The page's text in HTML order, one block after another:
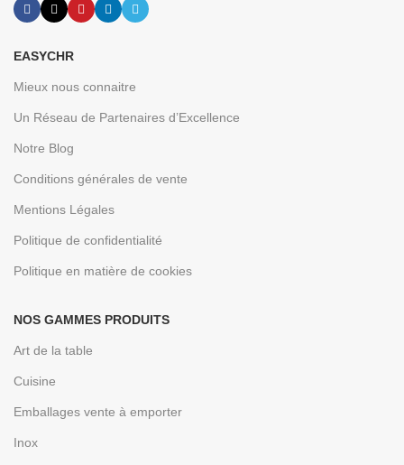
EASYCHR
Mieux nous connaitre
Un Réseau de Partenaires d’Excellence
Notre Blog
Conditions générales de vente
Mentions Légales
Politique de confidentialité
Politique en matière de cookies
NOS GAMMES PRODUITS
Art de la table
Cuisine
Emballages vente à emporter
Inox